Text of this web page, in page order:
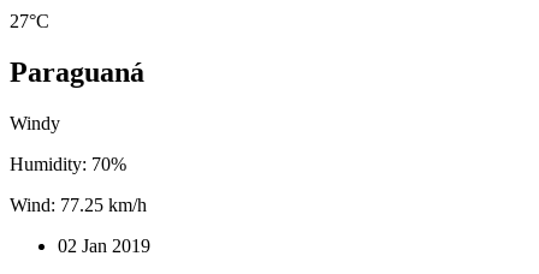
27°C
Paraguaná
Windy
Humidity: 70%
Wind: 77.25 km/h
02 Jan 2019